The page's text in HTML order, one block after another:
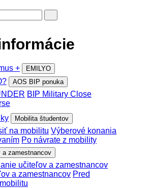
+ EMILYO
AOS BIP ponuka
BIP Military Close
Mobilita študentov
na mobilitu Výberové konania
Po návrate z mobility
a zamestnancov
učiteľov a zamestnancov
a zamestnancov Pred